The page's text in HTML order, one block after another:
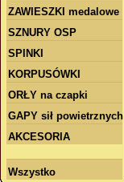
ZAWIESZKI medalowe
SZNURY OSP
SPINKI
KORPUSÓWKI
ORŁY na czapki
GAPY sił powietrznych
AKCESORIA
Wszystko